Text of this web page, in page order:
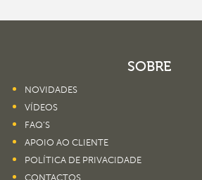
SOBRE
NOVIDADES
VÍDEOS
FAQ’S
APOIO AO CLIENTE
POLÍTICA DE PRIVACIDADE